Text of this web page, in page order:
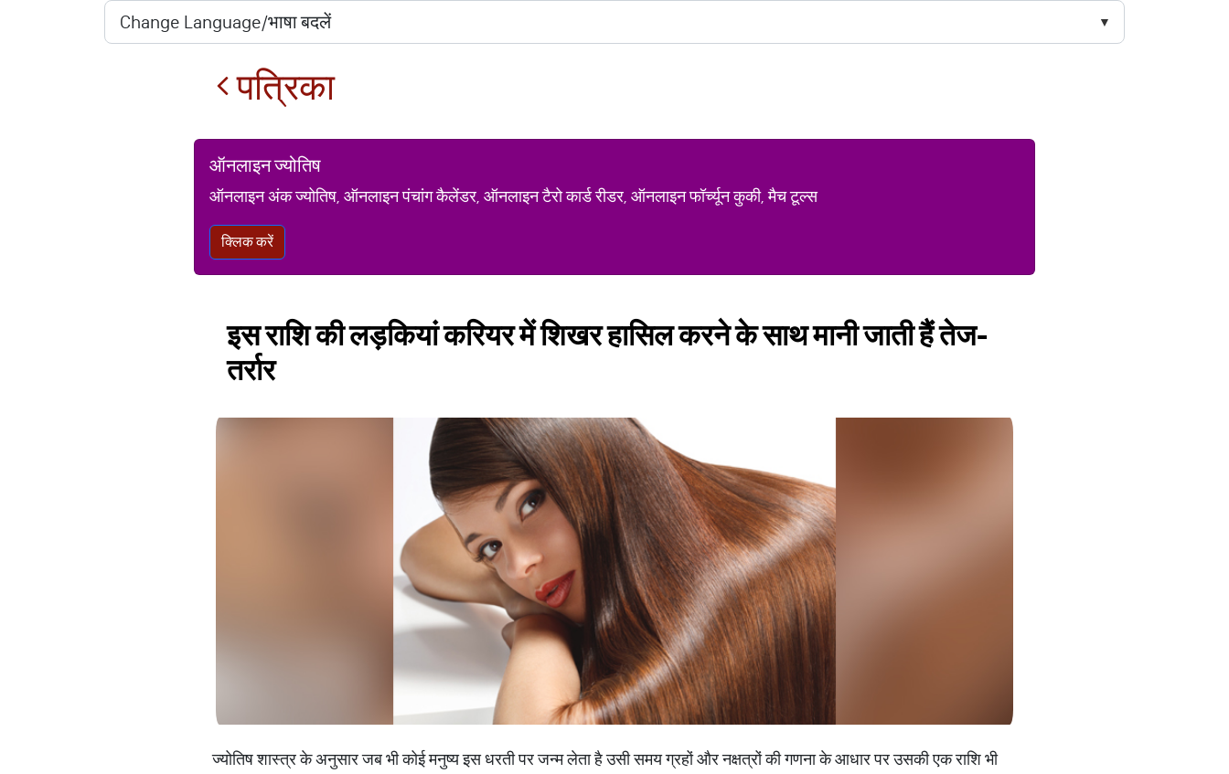
पत्रिका
ऑनलाइन ज्योतिष
ऑनलाइन अंक ज्योतिष, ऑनलाइन पंचांग कैलेंडर, ऑनलाइन टैरो कार्ड रीडर, ऑनलाइन फॉर्च्यून कुकी, मैच टूल्स
क्लिक करें
इस राशि की लड़कियां करियर में शिखर हासिल करने के साथ मानी जाती हैं तेज-
तर्रार
ज्योतिष शास्त्र के अनुसार जब भी कोई मनुष्य इस धरती पर जन्म लेता है उसी समय ग्रहों और नक्षत्रों की गणना के आधार पर उसकी एक राशि भी